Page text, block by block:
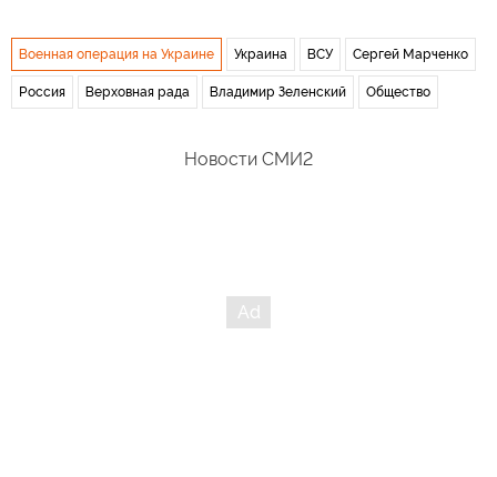
Военная операция на Украине Украина ВСУ Сергей Марченко
Россия Верховная рада Владимир Зеленский Общество
Новости СМИ2